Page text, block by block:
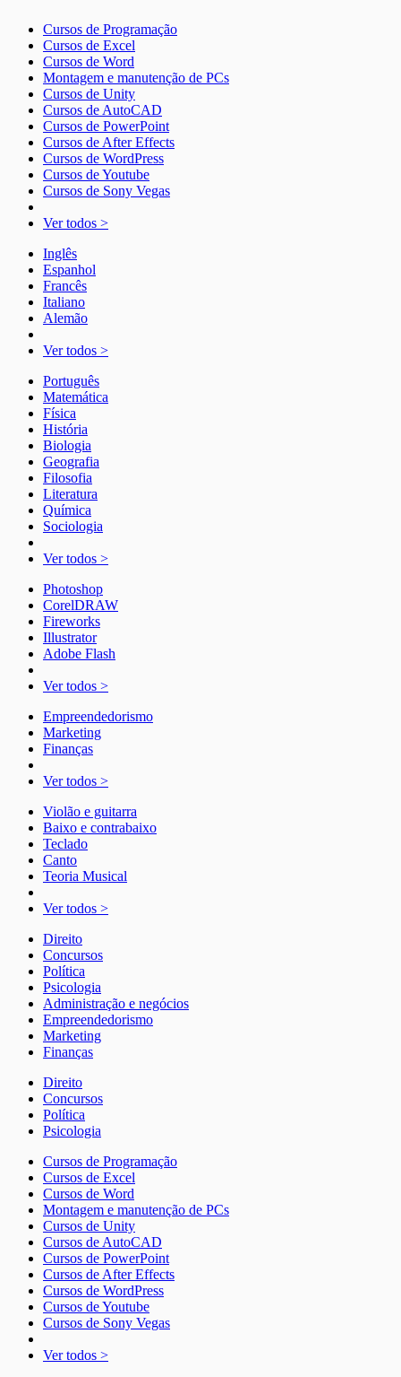
Cursos de Programação
Cursos de Excel
Cursos de Word
Montagem e manutenção de PCs
Cursos de Unity
Cursos de AutoCAD
Cursos de PowerPoint
Cursos de After Effects
Cursos de WordPress
Cursos de Youtube
Cursos de Sony Vegas
Ver todos >
Inglês
Espanhol
Francês
Italiano
Alemão
Ver todos >
Português
Matemática
Física
História
Biologia
Geografia
Filosofia
Literatura
Química
Sociologia
Ver todos >
Photoshop
CorelDRAW
Fireworks
Illustrator
Adobe Flash
Ver todos >
Empreendedorismo
Marketing
Finanças
Ver todos >
Violão e guitarra
Baixo e contrabaixo
Teclado
Canto
Teoria Musical
Ver todos >
Direito
Concursos
Política
Psicologia
Administração e negócios
Empreendedorismo
Marketing
Finanças
Direito
Concursos
Política
Psicologia
Cursos de Programação
Cursos de Excel
Cursos de Word
Montagem e manutenção de PCs
Cursos de Unity
Cursos de AutoCAD
Cursos de PowerPoint
Cursos de After Effects
Cursos de WordPress
Cursos de Youtube
Cursos de Sony Vegas
Ver todos >